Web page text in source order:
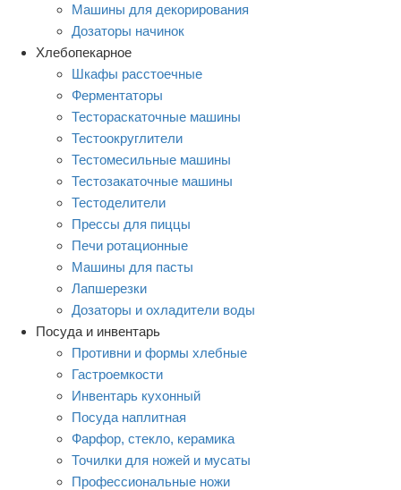
Машины для декорирования
Дозаторы начинок
Хлебопекарное
Шкафы расстоечные
Ферментаторы
Тестораскаточные машины
Тестоокруглители
Тестомесильные машины
Тестозакаточные машины
Тестоделители
Прессы для пиццы
Печи ротационные
Машины для пасты
Лапшерезки
Дозаторы и охладители воды
Посуда и инвентарь
Противни и формы хлебные
Гастроемкости
Инвентарь кухонный
Посуда наплитная
Фарфор, стекло, керамика
Точилки для ножей и мусаты
Профессиональные ножи